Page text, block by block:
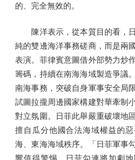
的、完全無效的。
陳洋表示，從本質目的看，
純的雙邊海洋事務磋商，而是兩
表演。菲律賓意圖借外部勢力炒
籌碼，持續在南海海域製造爭議
南海事務，突破自身軍事安全局
試圖拉攏周邊國家構建對華牽制
對立氛圍。日菲此舉嚴重破壞地
擅自瓜分他國合法海域權益的
海、東海海域秩序。「日菲軍事
響值得警惕，日菲勾連將加劇